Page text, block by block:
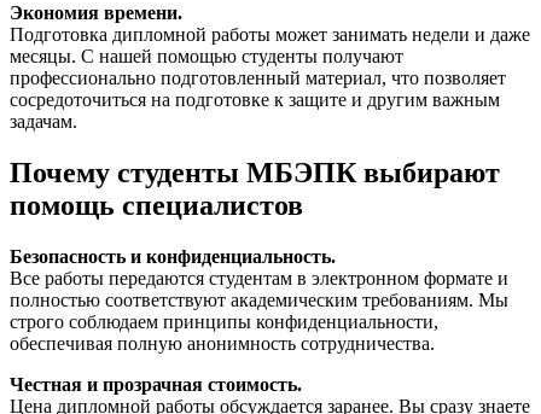
Экономия времени.
Подготовка дипломной работы может занимать недели и даже
месяцы. С нашей помощью студенты получают
профессионально подготовленный материал, что позволяет
сосредоточиться на подготовке к защите и другим важным
задачам.
Почему студенты МБЭПК выбирают
помощь специалистов
Безопасность и конфиденциальность.
Все работы передаются студентам в электронном формате и
полностью соответствуют академическим требованиям. Мы
строго соблюдаем принципы конфиденциальности,
обеспечивая полную анонимность сотрудничества.
Честная и прозрачная стоимость.
Цена дипломной работы обсуждается заранее. Вы сразу знаете